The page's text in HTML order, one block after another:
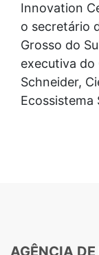
Innovation
o secretário
Grosso do
executiva do
Schneider,
Ecossistema
AGÊNCIA